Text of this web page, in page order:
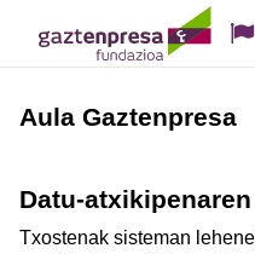
Joan eduki nagusira zuzenean
Aula Gaztenpresa
Datu-
Txostenak sisteman